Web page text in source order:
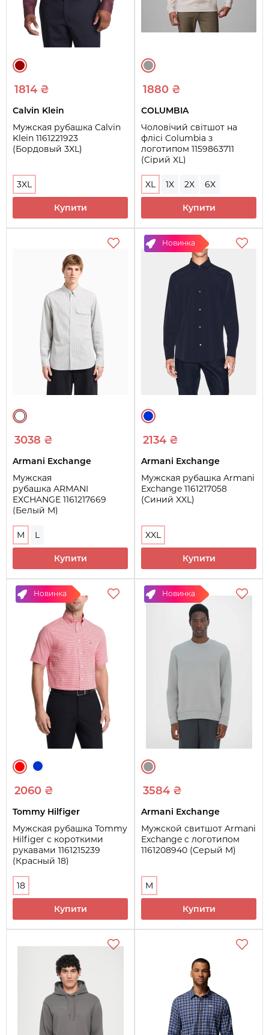
1814 ₴
Calvin Klein
Мужская рубашка Calvin
Klein 1161221923
(Бордовый 3XL)
3XL
Купити
1880 ₴
COLUMBIA
Чоловічий світшот на
флісі Columbia з
логотипом 1159863711
(Сірий XL)
XL 1X 2X 6X
Купити
3038 ₴
Armani Exchange
Мужская
рубашка ARMANI
EXCHANGE 1161217669
(Белый M)
M L
Купити
Новинка
2134 ₴
Armani Exchange
Мужская рубашка Armani
Exchange 1161217058
(Синий XXL)
XXL
Купити
Новинка
2060 ₴
Tommy Hilfiger
Мужская рубашка Tommy
Hilfiger с короткими
рукавами 1161215239
(Красный 18)
18
Купити
Новинка
3584 ₴
Armani Exchange
Мужской свитшот Armani
Exchange с логотипом
1161208940 (Серый M)
M
Купити